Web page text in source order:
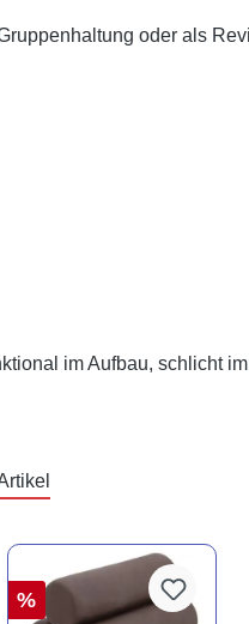
oder als
im Aufbau, schlicht
%